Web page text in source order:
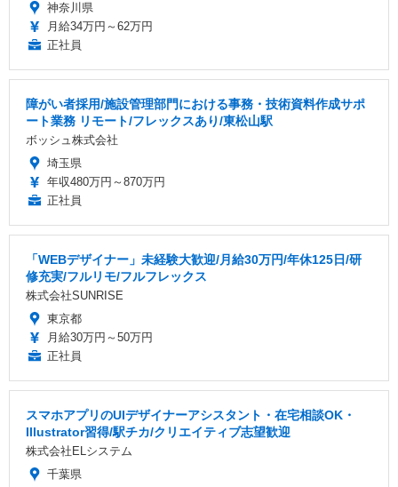
神奈川県
月給34万円～62万円
正社員
障がい者採用/施設管理部門における事務・技術資料作成サポ
ート業務 リモート/フレックスあり/東松山駅
ボッシュ株式会社
埼玉県
年収480万円～870万円
正社員
「WEBデザイナー」未経験大歓迎/月給30万円/年休125日/研
修充実/フルリモ/フルフレックス
株式会社SUNRISE
東京都
月給30万円～50万円
正社員
スマホアプリのUIデザイナーアシスタント・在宅相談OK・
Illustrator習得/駅チカ/クリエイティブ志望歓迎
株式会社ELシステム
千葉県